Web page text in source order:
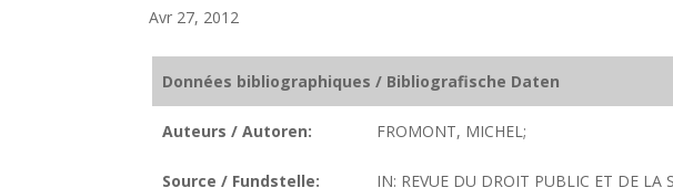
Avr 27, 2012
Données bibliographiques / Bibliografische Daten
Auteurs / Autoren: FROMONT, MICHEL;
Source / Fundstelle:
IN: REVUE DU DROIT PUBLIC ET DE LA